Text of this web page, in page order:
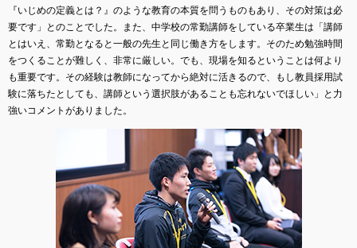
『いじめの定義とは？』のような教育の本質を問うものもあり、その対策は必
要です」とのことでした。また、中学校の常勤講師をしている卒業生は「講師
とはいえ、常勤となると一般の先生と同じ働き方をします。そのため勉強時間
をつくることが難しく、非常に厳しい。でも、現場を知るということは何より
も重要です。その経験は教師になってから絶対に活きるので、もし教員採用試
験に落ちたとしても、講師という選択肢があることも忘れないでほしい」と力
強いコメントがありました。